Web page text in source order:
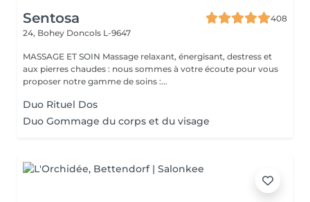
Sentosa
408
24, Bohey Doncols L-9647
MASSAGE ET SOIN Massage relaxant, énergisant, destress et
aux pierres chaudes : nous sommes à votre écoute pour vous
proposer notre gamme de soins :...
Duo Rituel Dos
Duo Gommage du corps et du visage